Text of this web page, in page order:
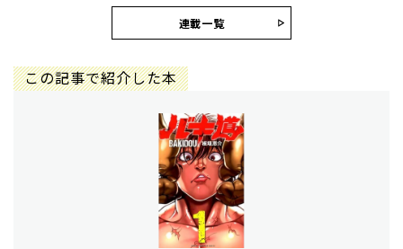
連載一覧
この記事で紹介した本